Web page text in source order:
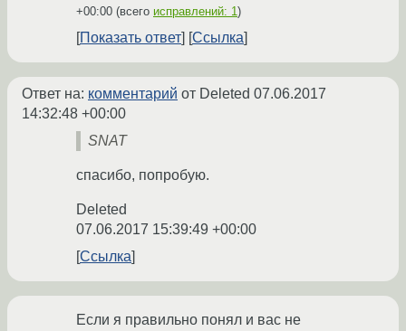
+00:00 (всего исправлений: 1)
Показать ответ Ссылка
Ответ на: комментарий от Deleted 07.06.2017
14:32:48 +00:00
SNAT
спасибо, попробую.
Deleted
07.06.2017 15:39:49 +00:00
Ссылка
Если я правильно понял и вас не